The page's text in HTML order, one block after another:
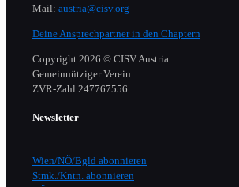
Mail: austria@cisv.org
Deine Ansprechpartner in den Chaptern
Copyright 2026 © CISV Austria
Gemeinnütziger Verein
​ZVR-Zahl 247767556
Newsletter
Wien/NÖ/Bgld abonnieren
Stmk./Kntn. abonnieren